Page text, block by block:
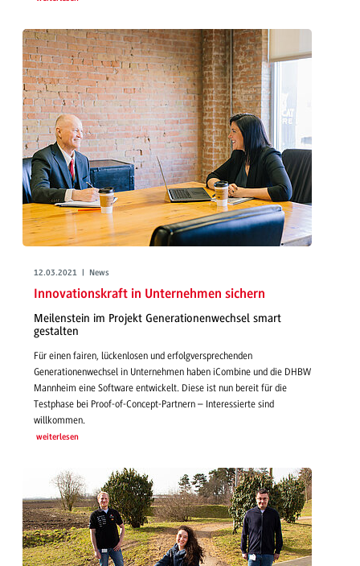
12.03.2021 | News
Innovationskraft in Unternehmen sichern
Meilenstein im Projekt Generationenwechsel smart
gestalten
Für einen fairen, lückenlosen und erfolgversprechenden
Generationenwechsel in Unternehmen haben iCombine und die DHBW
Mannheim eine Software entwickelt. Diese ist nun bereit für die
Testphase bei Proof-of-Concept-Partnern – Interessierte sind
willkommen.
weiterlesen